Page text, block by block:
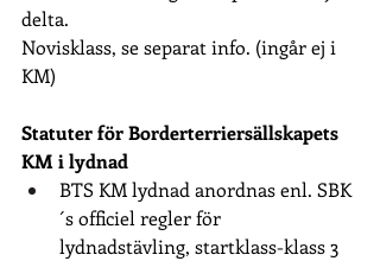
delta.
Novisklass, se separat info. (ingår ej i
KM)
Statuter för Borderterriersällskapets
KM i lydnad
BTS KM lydnad anordnas enl. SBK
´s officiel regler för
lydnadstävling, startklass-klass 3